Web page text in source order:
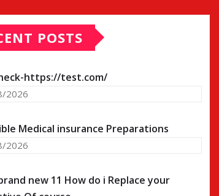
POSTS
https://test.com/
2026
Medical insurance Preparations
2026
new 11 How do i Replace your